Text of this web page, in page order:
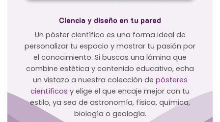
Ciencia y diseño en tu pared
Un póster científico es una forma ideal de
personalizar tu espacio y mostrar tu pasión por
el conocimiento. Si buscas una lámina que
combine estética y contenido educativo, echa
un vistazo a nuestra colección de pósteres
científicos y elige el que encaje mejor con tu
estilo, ya sea de astronomía, física, química,
biología o geología.